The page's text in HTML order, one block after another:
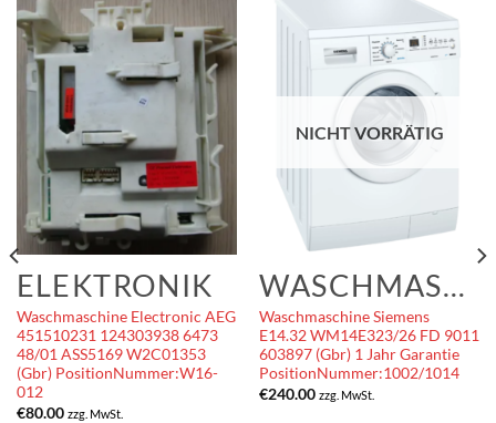
ELEKTRONIK
Waschmaschine Electronic AEG
451510231 124303938 6473
48/01 ASS5169 W2C01353
(Gbr) PositionNummer:W16-
012
€80.00 zzg. MwSt.
NICHT VORRÄTIG
WASCHMASCHINEN
Waschmaschine Siemens
E14.32 WM14E323/26 FD 9011
603897 (Gbr) 1 Jahr Garantie
PositionNummer:1002/1014
€240.00 zzg. MwSt.